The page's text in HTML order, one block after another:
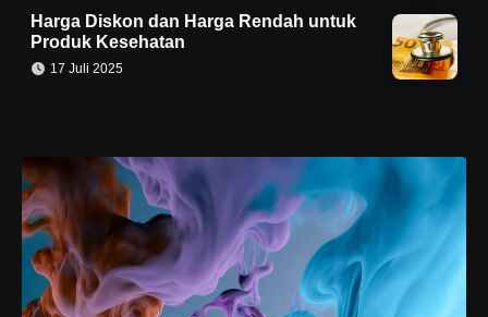
Harga Diskon dan Harga Rendah untuk
Produk Kesehatan
17 Juli 2025